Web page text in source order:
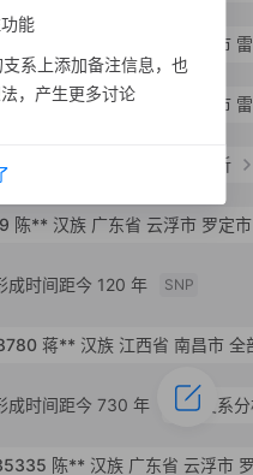
间距今 780 年 支系分析
陈** 汉族 广东省 云浮市 罗定市
成时间距今 120 年 SNP
成时间距今 730 年 支系
广东省 湛江市
陈**汉族广东省 湛江市
蒋** 汉族 江西省 南昌市 全
陈** 汉族 广东省 云浮市
能
系上添加备注信息，也
，产生更多讨论